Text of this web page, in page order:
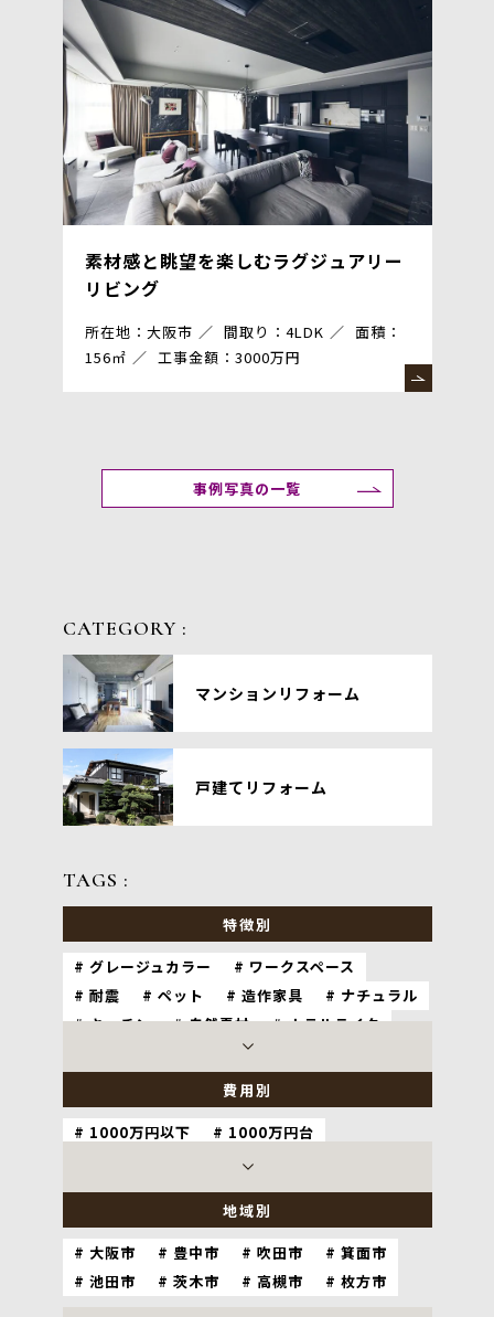
素材感と眺望を楽しむラグジュアリー
リビング
所在地：大阪市 間取り：4LDK
面積：
156㎡
工事金額：3000万円
事例写真の一覧
CATEGORY :
マンションリフォーム
戸建てリフォーム
TAGS :
特徴別
グレージュカラー
ワークスペース
耐震
ペット 造作家具
ナチュラル
キッチン
自然素材
ホテルライク
バリアフリー
費用別
1000万円以下
1000万円台
3000万円以上
地域別
大阪市 豊中市 吹田市
箕面市
池田市
茨木市 高槻市
枚方市